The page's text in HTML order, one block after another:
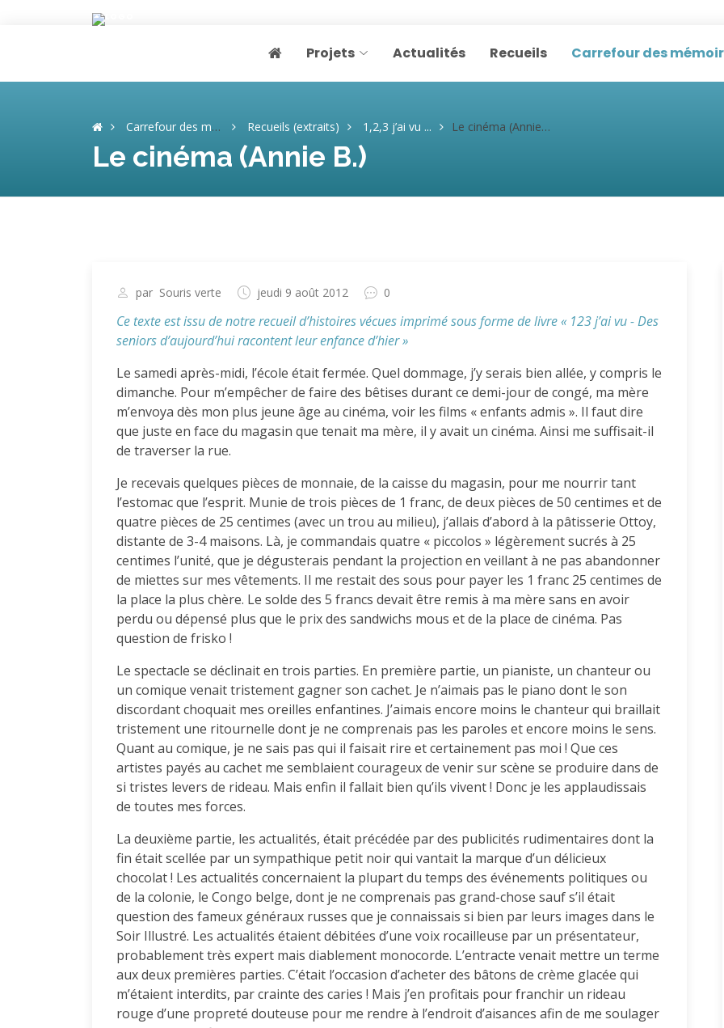
Page home
Projets Actualités Recueils Carrefour des
Carrefour des mémoires Recueils (extraits) 1,2,3 j’ai vu ... Le cinéma (Annie B.)
Le cinéma (Annie B.)
par Souris verte jeudi 9 août 2012 0
Ce texte est issu de notre recueil d’histoires vécues imprimé sous forme de livre « 123 j’ai vu - Des
seniors d’aujourd’hui racontent leur enfance d’hier »
Le samedi après-midi, l’école était fermée. Quel dommage, j’y serais bien allée, y compris le
dimanche. Pour m’empêcher de faire des bêtises durant ce demi-jour de congé, ma mère
m’envoya dès mon plus jeune âge au cinéma, voir les films « enfants admis ». Il faut dire
que juste en face du magasin que tenait ma mère, il y avait un cinéma. Ainsi me suffisait-il
de traverser la rue.
Je recevais quelques pièces de monnaie, de la caisse du magasin, pour me nourrir tant
l’estomac que l’esprit. Munie de trois pièces de 1 franc, de deux pièces de 50 centimes et de
quatre pièces de 25 centimes (avec un trou au milieu), j’allais d’abord à la pâtisserie Ottoy,
distante de 3-4 maisons. Là, je commandais quatre « piccolos » légèrement sucrés à 25
centimes l’unité, que je dégusterais pendant la projection en veillant à ne pas abandonner
de miettes sur mes vêtements. Il me restait des sous pour payer les 1 franc 25 centimes de
la place la plus chère. Le solde des 5 francs devait être remis à ma mère sans en avoir
perdu ou dépensé plus que le prix des sandwichs mous et de la place de cinéma. Pas
question de frisko !
Le spectacle se déclinait en trois parties. En première partie, un pianiste, un chanteur ou
un comique venait tristement gagner son cachet. Je n’aimais pas le piano dont le son
discordant choquait mes oreilles enfantines. J’aimais encore moins le chanteur qui braillait
tristement une ritournelle dont je ne comprenais pas les paroles et encore moins le sens.
Quant au comique, je ne sais pas qui il faisait rire et certainement pas moi ! Que ces
artistes payés au cachet me semblaient courageux de venir sur scène se produire dans de
si tristes levers de rideau. Mais enfin il fallait bien qu’ils vivent ! Donc je les applaudissais
de toutes mes forces.
La deuxième partie, les actualités, était précédée par des publicités rudimentaires dont la
fin était scellée par un sympathique petit noir qui vantait la marque d’un délicieux
chocolat ! Les actualités concernaient la plupart du temps des événements politiques ou
de la colonie, le Congo belge, dont je ne comprenais pas grand-chose sauf s’il était
question des fameux généraux russes que je connaissais si bien par leurs images dans le
Soir Illustré. Les actualités étaient débitées d’une voix rocailleuse par un présentateur,
probablement très expert mais diablement monocorde. L’entracte venait mettre un terme
aux deux premières parties. C’était l’occasion d’acheter des bâtons de crème glacée qui
m’étaient interdits, par crainte des caries ! Mais j’en profitais pour franchir un rideau
rouge d’une propreté douteuse pour me rendre à l’endroit d’aisances afin de me soulager